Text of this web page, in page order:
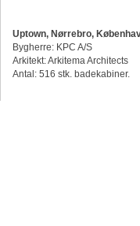
Uptown, Nørrebro,
Bygherre: KPC A/S
Arkitekt: Arkitema Architects
Antal: 516 stk. badekabiner.